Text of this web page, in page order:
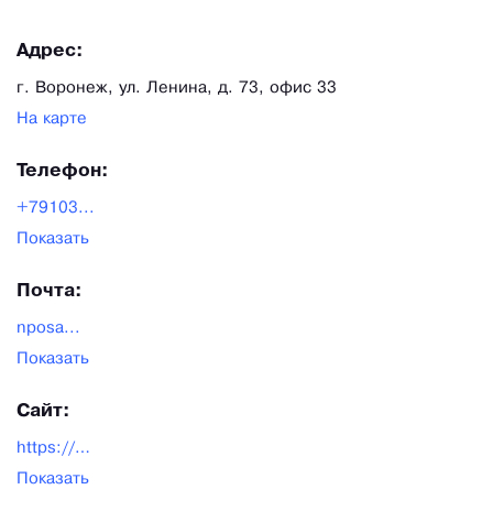
Адрес:
г. Воронеж, ул. Ленина, д. 73, офис 33
На карте
Телефон:
+79103...
Показать
Почта:
nposa...
Показать
Сайт:
https://nposapropel.ru/
Показать